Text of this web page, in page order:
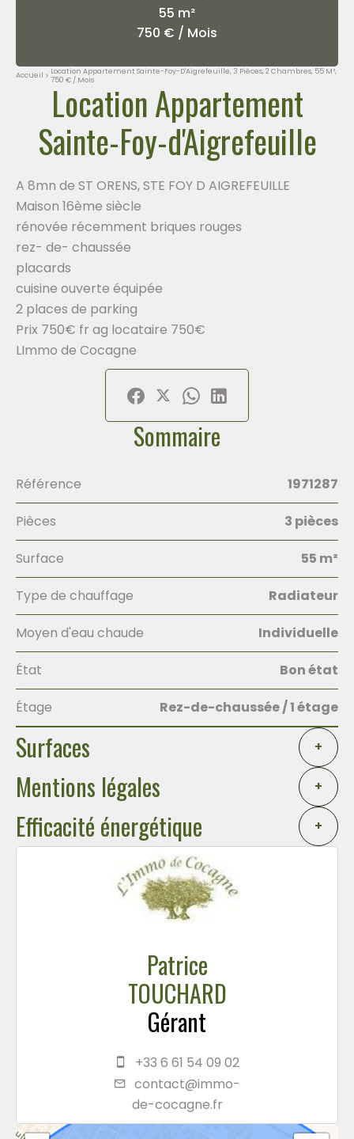
55 m²
750 € / Mois
Accueil
Location Appartement Sainte-Foy-D'Aigrefeuille, 3 Pièces, 2 Chambres, 55 M²,
750 € / Mois
Location Appartement
Sainte-Foy-d'Aigrefeuille
A 8mn de ST ORENS, STE FOY D AIGREFEUILLE
Maison 16ème siècle
rénovée récemment briques rouges
rez- de- chaussée
placards
cuisine ouverte équipée
2 places de parking
Prix 750€ fr ag locataire 750€
LImmo de Cocagne
Sommaire
Référence 1971287
Pièces 3 pièces
Surface 55 m²
Type de chauffage Radiateur
Moyen d'eau chaude Individuelle
État Bon état
Étage Rez-de-chaussée / 1 étage
Surfaces +
Mentions légales +
Efficacité énergétique +
Patrice
TOUCHARD
Gérant
+33 6 61 54 09 02
contact@immo-
de-cocagne.fr